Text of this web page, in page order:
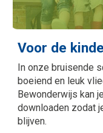
Voor de
In onze bruisende
boeiend en leuk
Bewonderwijs kan
downloaden zodat
blijven.